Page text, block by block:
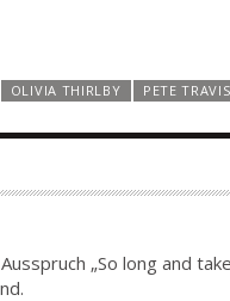
OLIVIA THIRLBY PETE TRAVIS
„So long and